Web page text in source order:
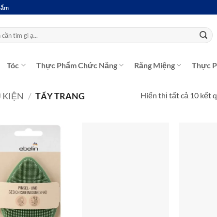
Tóc Thực Phẩm Chức Năng Răng Miệng Thực
KIỆN / TẨY TRANG Hiển thị tất cả 10 kết